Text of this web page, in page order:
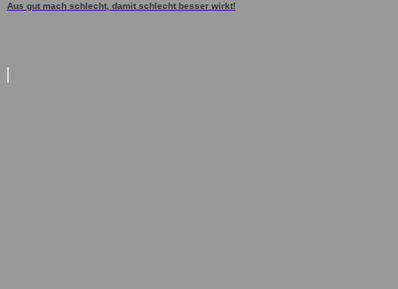
Aus gut mach schlecht, damit schlecht besser wirkt!